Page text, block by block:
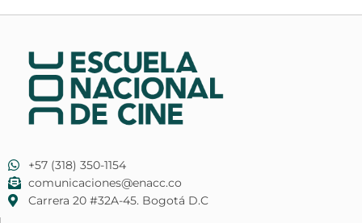
+57 (318) 350-1154
comunicaciones@enacc.co
​Carrera 20 #32A-45. Bogotá D.C